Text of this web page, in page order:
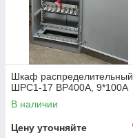
Шкаф распределительный
ШРС1-17 ВР400А, 9*100А
В наличии
Цену уточняйте